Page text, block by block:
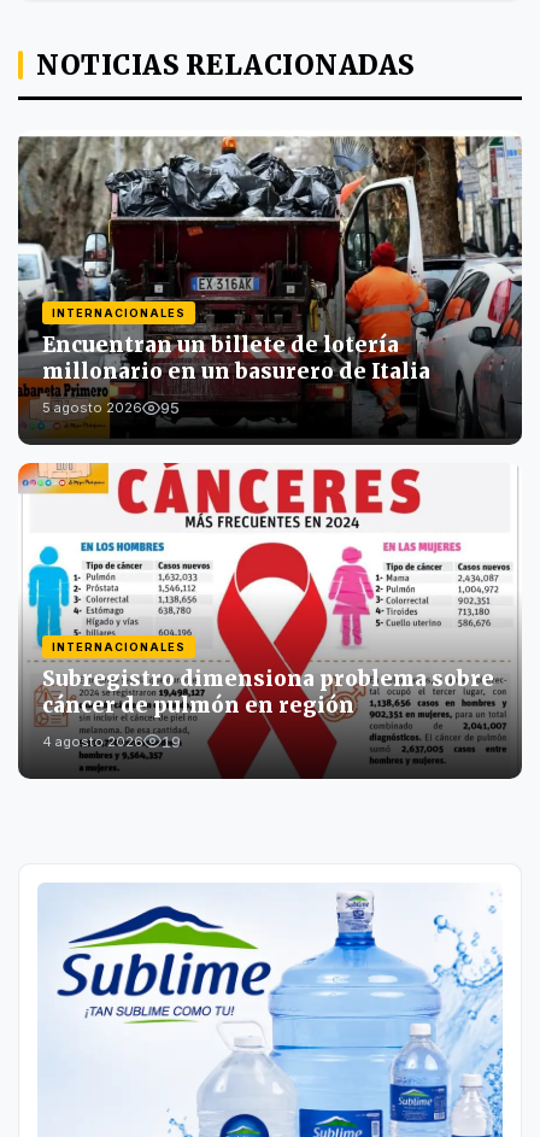
NOTICIAS RELACIONADAS
INTERNACIONALES
Encuentran un billete de lotería
millonario en un basurero de Italia
5 agosto 2026 95
INTERNACIONALES
Subregistro dimensiona problema sobre
cáncer de pulmón en región
4 agosto 2026 19